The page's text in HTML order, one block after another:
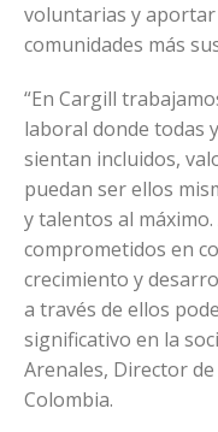
voluntarias y
comunidades más
“En Cargill
laboral donde todas
sientan incluidos,
puedan ser ellos
y talentos al
comprometidos en
crecimiento y
a través de ellos
significativo en la
Arenales, Director
Colombia.